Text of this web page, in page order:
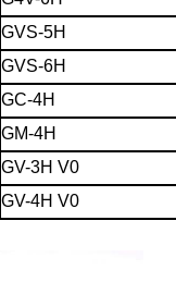
GVS-5H
GVS-6H
GC-4H
GM-4H
GV-3H V0
GV-4H V0